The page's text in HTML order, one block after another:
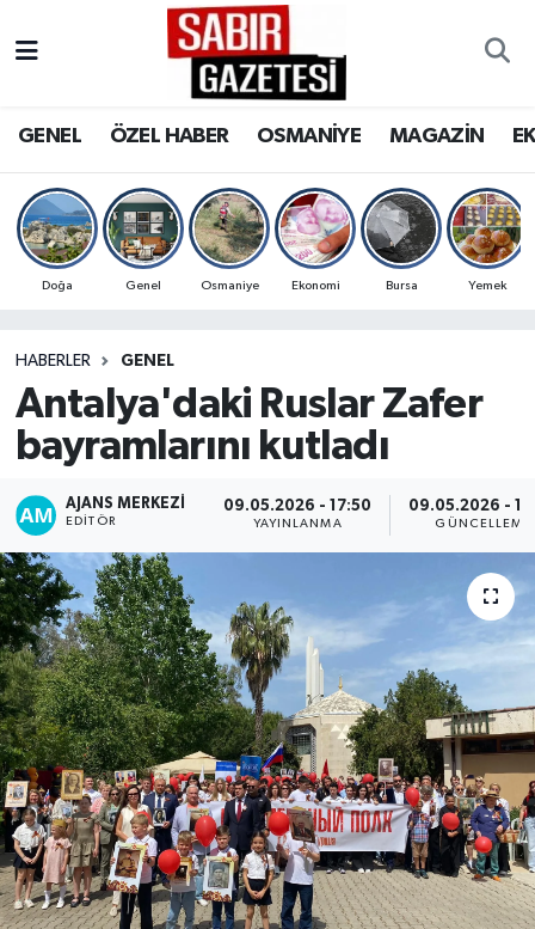
GENEL ÖZEL HABER OSMANİYE MAGAZİN
Doğa Genel Osmaniye Ekonomi Bursa Yemek
HABERLER GENEL
Antalya'daki Ruslar Zafer
bayramlarını kutladı
AJANS MERKEZI
EDITÖR
09.05.2026 - 17:50
YAYINLANMA
09.05.2026 -
GÜNCELLEME
OSMANİYE
MAGAZİN
SPOR
RESMİ İLANLAR
Osmaniye Nöbetçi Eczaneler
Osmaniye Trafik Yoğunluk Haritası
Süper Lig Puan Durumu ve Fikstür
Son Dakika Haberleri
Haber Arşivi